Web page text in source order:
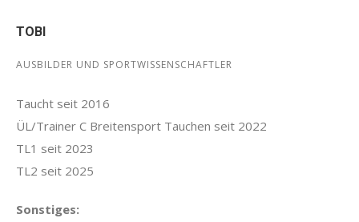
TOBI
AUSBILDER UND SPORTWISSENSCHAFTLER
Taucht seit 2016
ÜL/Trainer C Breitensport Tauchen seit 2022
TL1 seit 2023
TL2 seit 2025
Sonstiges: